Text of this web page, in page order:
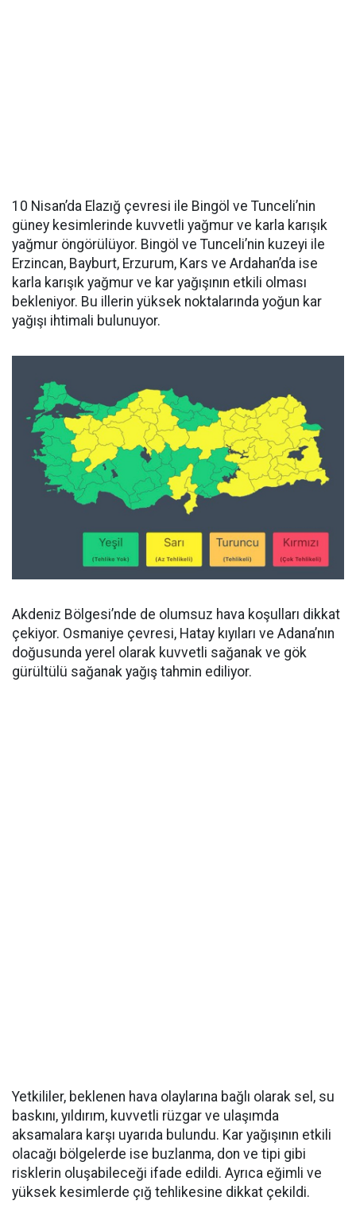
10 Nisan’da Elazığ çevresi ile Bingöl ve Tunceli’nin
güney kesimlerinde kuvvetli yağmur ve karla karışık
yağmur öngörülüyor. Bingöl ve Tunceli’nin kuzeyi ile
Erzincan, Bayburt, Erzurum, Kars ve Ardahan’da ise
karla karışık yağmur ve kar yağışının etkili olması
bekleniyor. Bu illerin yüksek noktalarında yoğun kar
yağışı ihtimali bulunuyor.
Akdeniz Bölgesi’nde de olumsuz hava koşulları dikkat
çekiyor. Osmaniye çevresi, Hatay kıyıları ve Adana’nın
doğusunda yerel olarak kuvvetli sağanak ve gök
gürültülü sağanak yağış tahmin ediliyor.
Yetkililer, beklenen hava olaylarına bağlı olarak sel, su
baskını, yıldırım, kuvvetli rüzgar ve ulaşımda
aksamalara karşı uyarıda bulundu. Kar yağışının etkili
olacağı bölgelerde ise buzlanma, don ve tipi gibi
risklerin oluşabileceği ifade edildi. Ayrıca eğimli ve
yüksek kesimlerde çığ tehlikesine dikkat çekildi.